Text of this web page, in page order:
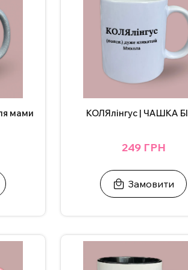
мами КОЛЯлінгус | ЧАШКА
249 ГРН
Замовити